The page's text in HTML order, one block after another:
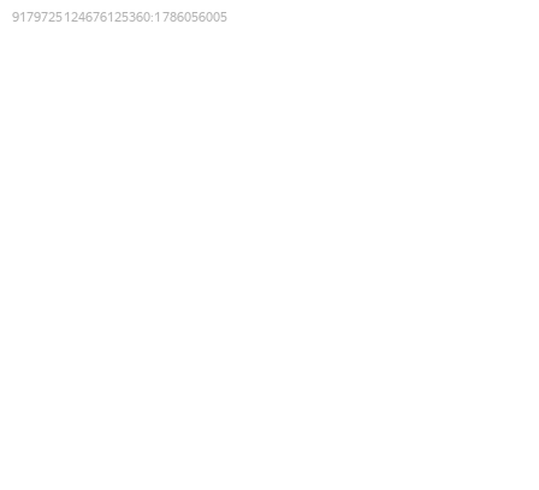
9179725124676125360:1786056005